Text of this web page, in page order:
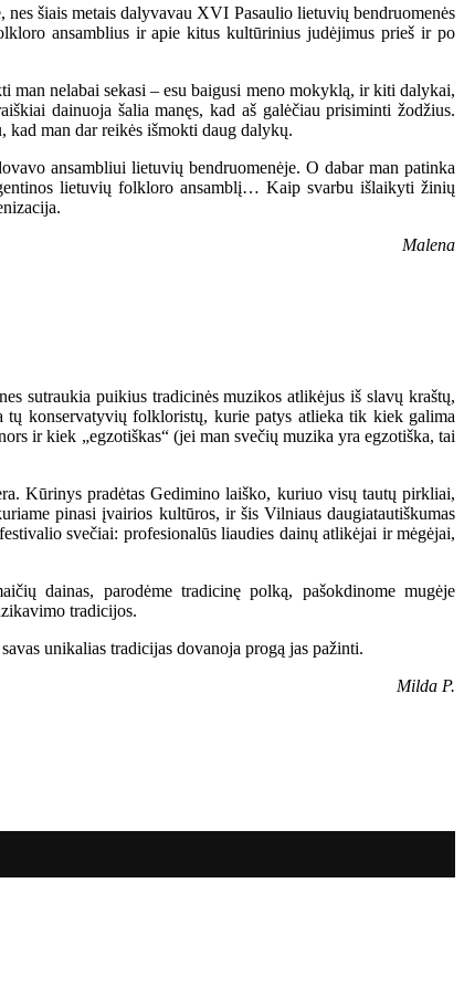
šiais metais dalyvavau XVI Pasaulio lietuvių bendruomenės
ansamblius ir apie kitus kultūrinius judėjimus prieš ir po
nelabai sekasi – esu baigusi meno mokyklą, ir kiti dalykai,
dainuoja šalia manęs, kad aš galėčiau prisiminti žodžius.
kad man dar reikės išmokti daug dalykų.
ansambliui lietuvių bendruomenėje. O dabar man patinka
lietuvių folkloro ansamblį… Kaip svarbu išlaikyti žinių
Malena
sutraukia puikius tradicinės muzikos atlikėjus iš slavų kraštų,
tų konservatyvių folkloristų, kurie patys atlieka tik kiek galima
ir kiek „egzotiškas“ (jei man svečių muzika yra egzotiška, tai
Kūrinys pradėtas Gedimino laiško, kuriuo visų tautų pirkliai,
pinasi įvairios kultūros, ir šis Vilniaus daugiatautiškumas
svečiai: profesionalūs liaudies dainų atlikėjai ir mėgėjai,
dainas, parodėme tradicinę polką, pašokdinome mugėje
tradicijos.
unikalias tradicijas dovanoja progą jas pažinti.
Milda P.